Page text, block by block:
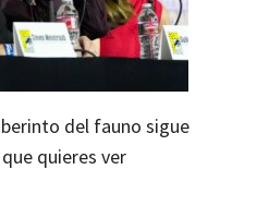
del fauno sigue
quieres ver